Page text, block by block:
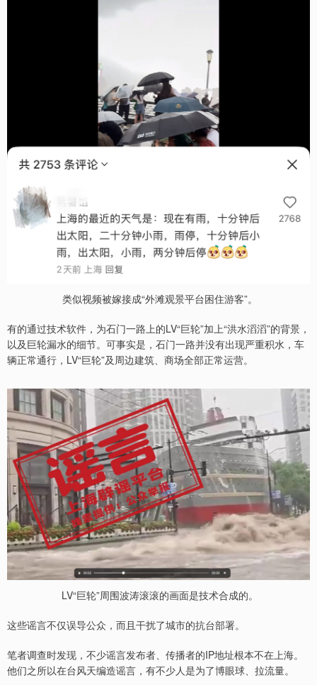
类似视频被嫁接成“外滩观景平台困住游客”。
有的通过技术软件，为石门一路上的LV“巨轮”加上“洪水滔滔”的背景，
以及巨轮漏水的细节。可事实是，石门一路并没有出现严重积水，车
辆正常通行，LV“巨轮”及周边建筑、商场全部正常运营。
LV“巨轮”周围波涛滚滚的画面是技术合成的。
这些谣言不仅误导公众，而且干扰了城市的抗台部署。
笔者调查时发现，不少谣言发布者、传播者的IP地址根本不在上海。
他们之所以在台风天编造谣言，有不少人是为了博眼球、拉流量。